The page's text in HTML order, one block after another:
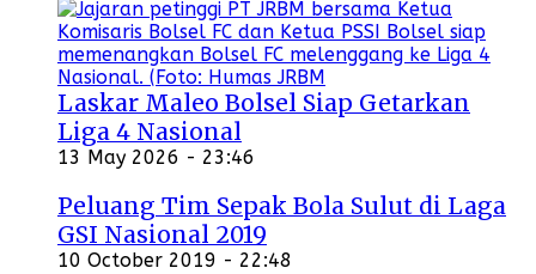
Laskar Maleo Bolsel Siap Getarkan
Liga 4 Nasional
13 May 2026 - 23:46
Peluang Tim Sepak Bola Sulut di Laga
GSI Nasional 2019
10 October 2019 - 22:48